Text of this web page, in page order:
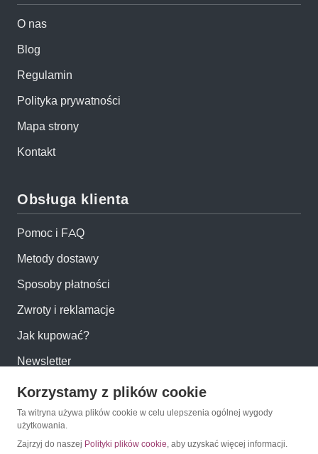
O nas
Blog
Regulamin
Polityka prywatności
Mapa strony
Kontakt
Obsługa klienta
Pomoc i FAQ
Metody dostawy
Sposoby płatności
Zwroty i reklamacje
Jak kupować?
Newsletter
Konto
Moje konto
Korzystamy z plików cookie
Ta witryna używa plików cookie w celu ulepszenia ogólnej wygody
użytkowania.
Zajrzyj do naszej Polityki plików cookie, aby uzyskać więcej informacji.